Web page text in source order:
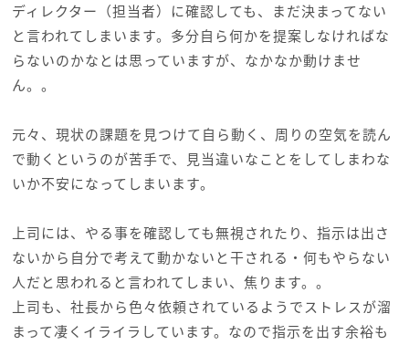
ディレクター（担当者）に確認しても、まだ決まってない
と言われてしまいます。多分自ら何かを提案しなければな
らないのかなとは思っていますが、なかなか動けませ
ん。。
元々、現状の課題を見つけて自ら動く、周りの空気を読ん
で動くというのが苦手で、見当違いなことをしてしまわな
いか不安になってしまいます。
上司には、やる事を確認しても無視されたり、指示は出さ
ないから自分で考えて動かないと干される・何もやらない
人だと思われると言われてしまい、焦ります。。
上司も、社長から色々依頼されているようでストレスが溜
まって凄くイライラしています。なので指示を出す余裕も